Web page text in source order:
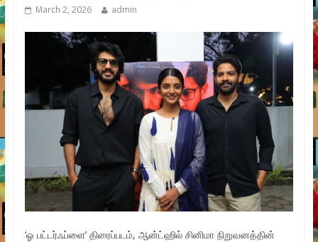
March 2, 2026 admin
‘ஓ பட்டர்ஃப்ளை’ திரைப்படம், ஆன்ட்ஹில் சினிமா நிறுவனத்தின்